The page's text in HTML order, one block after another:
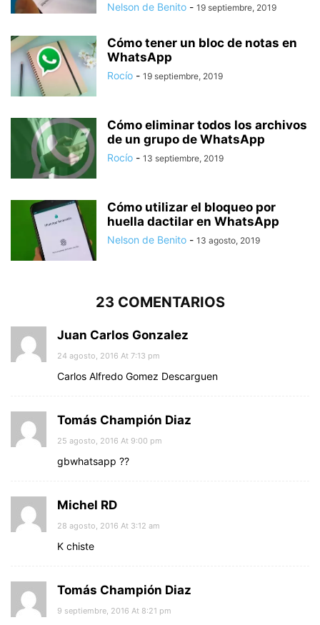
Nelson de Benito - 19 septiembre, 2019
Cómo tener un bloc de notas en
WhatsApp
Rocío - 19 septiembre, 2019
Cómo eliminar todos los archivos
de un grupo de WhatsApp
Rocío - 13 septiembre, 2019
Cómo utilizar el bloqueo por
huella dactilar en WhatsApp
Nelson de Benito - 13 agosto, 2019
23 COMENTARIOS
Juan Carlos Gonzalez
24 agosto, 2016 At 7:13 pm
Carlos Alfredo Gomez Descarguen
Tomás Champión Diaz
25 agosto, 2016 At 9:00 pm
gbwhatsapp ??
Michel RD
28 agosto, 2016 At 3:12 am
K chiste
Tomás Champión Diaz
9 septiembre, 2016 At 8:21 pm